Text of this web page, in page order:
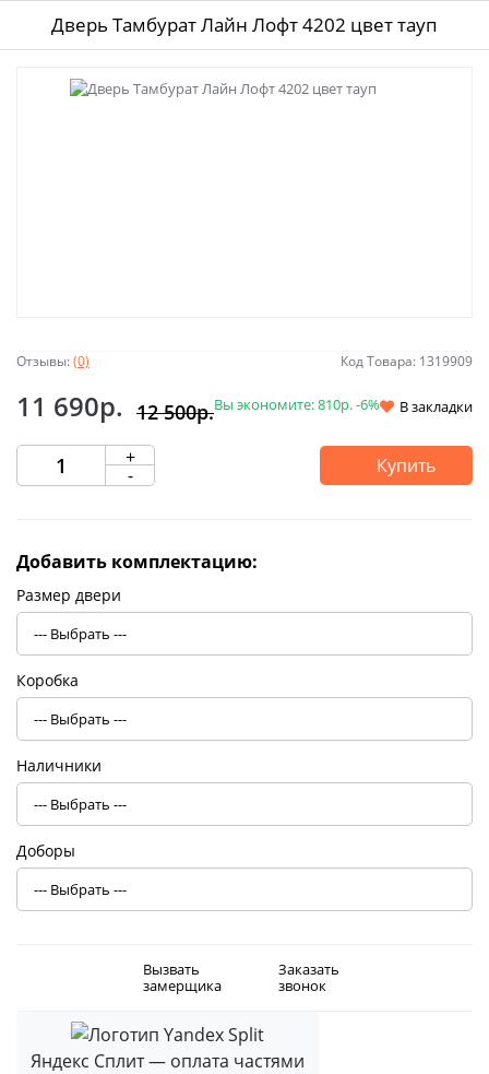
Дверь Тамбурат Лайн Лофт 4202 цвет тауп
Отзывы:(0) Код Товара: 1319909
11 690р. 12 500р.Вы экономите:810р.-6% В закладки
+
- Купить
Добавить комплектацию:
Размер двери
Коробка
Наличники
Доборы
Вызвать
замерщика
Заказать
звонок
Яндекс Сплит — оплата частями